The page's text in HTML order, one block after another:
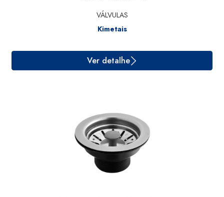
Ver detalhe
VÁLVULAS
Kimetais